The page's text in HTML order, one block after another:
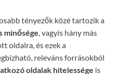
tényezők közé tartozik a
minősége, vagyis hány más
oldalra, és ezek a
releváns forrásokból
oldalak hitelessége is